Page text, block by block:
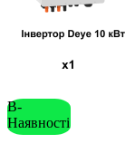
В-
Наявності